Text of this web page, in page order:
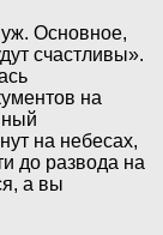
Основное,
счастливы».
на
на небесах,
до развода на
а вы